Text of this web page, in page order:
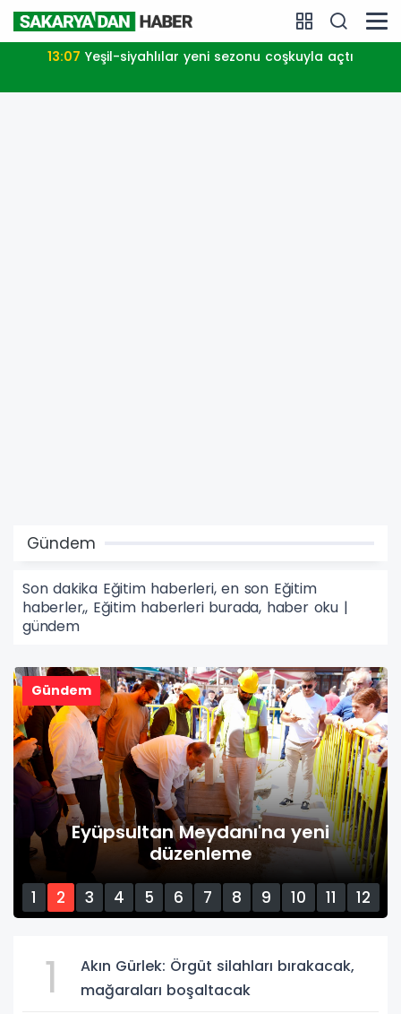
13:01 Trabzon iklim ve enerji ağında
Gündem
Son dakika Eğitim haberleri, en son Eğitim
haberler,, Eğitim haberleri burada, haber oku |
gündem
Gündem
Eyüpsultan Meydanı'na yeni
düzenleme
1 2 3 4 5 6 7 8 9 10 11
12
1
Akın Gürlek: Örgüt silahları bırakacak,
mağaraları boşaltacak